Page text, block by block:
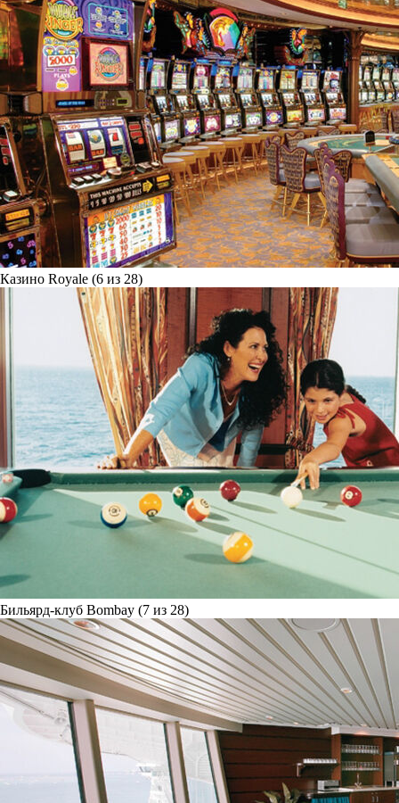
Казино Royale (6 из 28)
Бильярд-клуб Bombay (7 из 28)